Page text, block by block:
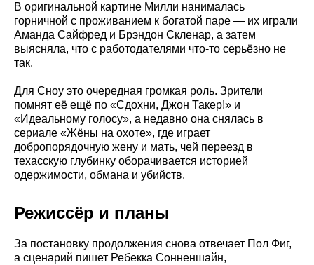
В оригинальной картине Милли нанималась
горничной с проживанием к богатой паре — их играли
Аманда Сайфред и Брэндон Скленар, а затем
выясняла, что с работодателями что-то серьёзно не
так.
Для Сноу это очередная громкая роль. Зрители
помнят её ещё по «Сдохни, Джон Такер!» и
«Идеальному голосу», а недавно она снялась в
сериале «Жёны на охоте», где играет
добропорядочную жену и мать, чей переезд в
техасскую глубинку оборачивается историей
одержимости, обмана и убийств.
Режиссёр и планы
За постановку продолжения снова отвечает Пол Фиг,
а сценарий пишет Ребекка Сонненшайн,